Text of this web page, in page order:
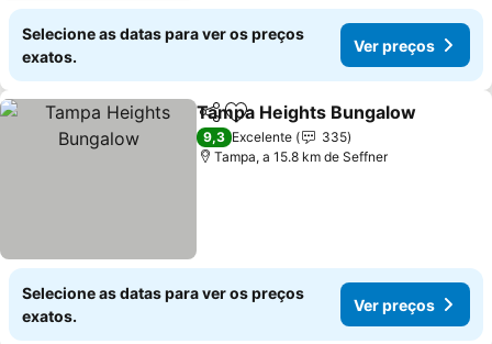
Selecione as datas para ver os preços
exatos.
Ver preços
PartilharAdicionar aos favoritos
Tampa Heights Bungalow
9,3 Excelente
335
Tampa, a 15.8 km de Seffner
Selecione as datas para ver os preços
exatos.
Ver preços